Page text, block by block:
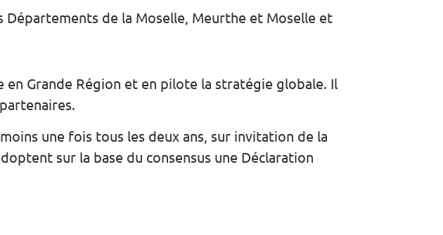
Départements de la Moselle, Meurthe et Moselle et
Grande Région et en pilote la stratégie globale. Il
une fois tous les deux ans, sur invitation de la
sur la base du consensus une Déclaration